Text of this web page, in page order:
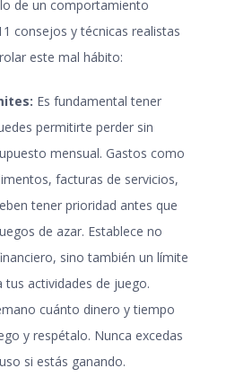
de un comportamiento
consejos y técnicas realistas
este mal hábito:
Es fundamental tener
permitirte perder sin
mensual. Gastos como
facturas de servicios,
tener prioridad antes que
de azar. Establece no
sino también un límite
tus actividades de juego.
cuánto dinero y tiempo
y respétalo. Nunca excedas
si estás ganando.